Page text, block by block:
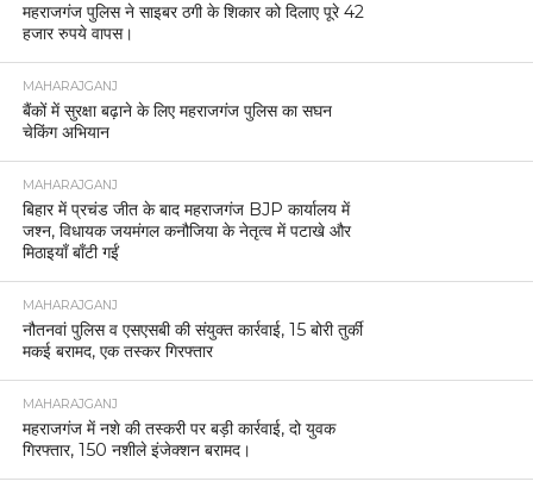
महराजगंज पुलिस ने साइबर ठगी के शिकार को दिलाए पूरे 42
हजार रुपये वापस।
MAHARAJGANJ
बैंकों में सुरक्षा बढ़ाने के लिए महराजगंज पुलिस का सघन
चेकिंग अभियान
MAHARAJGANJ
बिहार में प्रचंड जीत के बाद महराजगंज BJP कार्यालय में
जश्न, विधायक जयमंगल कनौजिया के नेतृत्व में पटाखे और
मिठाइयाँ बाँटी गईं
MAHARAJGANJ
नौतनवां पुलिस व एसएसबी की संयुक्त कार्रवाई, 15 बोरी तुर्की
मकई बरामद, एक तस्कर गिरफ्तार
MAHARAJGANJ
महराजगंज में नशे की तस्करी पर बड़ी कार्रवाई, दो युवक
गिरफ्तार, 150 नशीले इंजेक्शन बरामद।